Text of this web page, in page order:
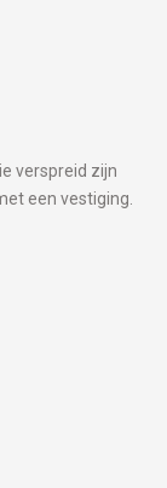
verspreid zijn
een vestiging.